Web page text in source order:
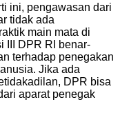
ini, pengawasan dari
tidak ada
main mata di
III DPR RI benar-
terhadap penegakan
Jika ada
DPR bisa
aparat penegak